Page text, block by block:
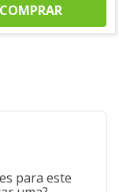
COMPRAR
para este